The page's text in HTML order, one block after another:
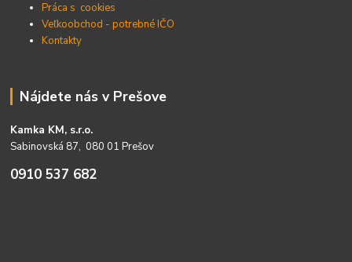
Práca s cookies
Veľkoobchod - potrebné IČO
Kontakty
Nájdete nás v Prešove
Kamka KM, s.r.o.
Sabinovská 87, 080 01 Prešov
0910 537 682